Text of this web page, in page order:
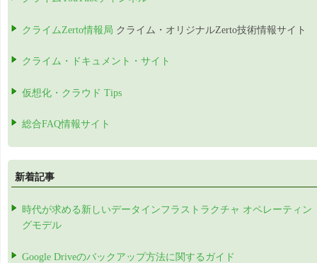
クライムZerto情報局 クライム・オリジナルZerto技術情報サイト
クライム・ドキュメント・サイト
仮想化・クラウド Tips
総合FAQ情報サイト
新着記事
時代が求める新しいデータインフラストラクチャ オペレーティン
グモデル
Google Driveのバックアップ方法に関するガイド